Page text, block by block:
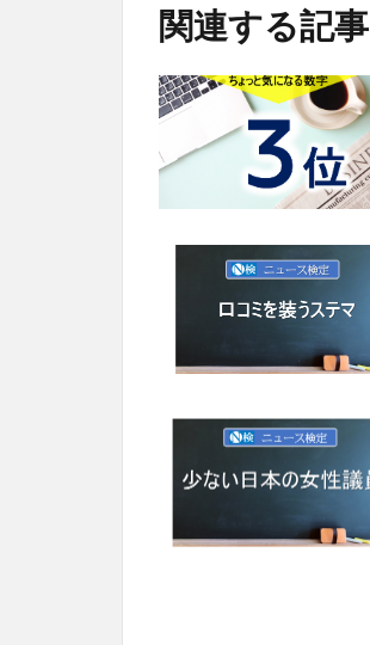
関連する記事